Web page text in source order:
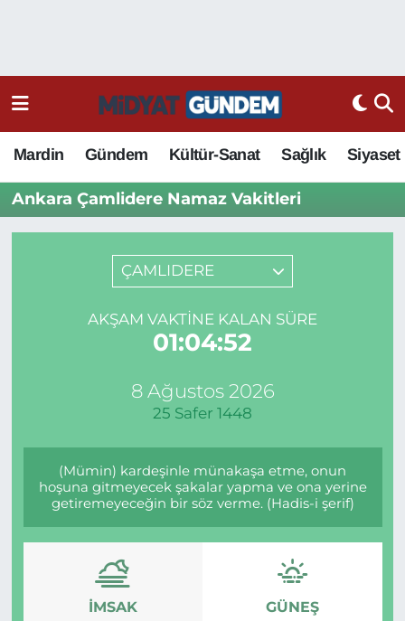
Mardin Gündem Kültür-Sanat Sağlık Siyaset
Ankara Çamlidere Namaz Vakitleri
ÇAMLIDERE
AKŞAM VAKTINE KALAN SÜRE
01:04:52
8 Ağustos 2026
25 Safer 1448
(Mümin) kardeşinle münakaşa etme, onun
hoşuna gitmeyecek şakalar yapma ve ona yerine
getiremeyeceğin bir söz verme. (Hadis-i şerif)
İMSAK GÜNEŞ